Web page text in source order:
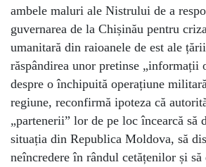
ambele maluri ale Nistrului de a
guvernarea de la Chișinău pentru
umanitară din raioanele de est ale
răspândirea unor pretinse „informații
despre o închipuită operațiune
regiune, reconfirmă ipoteza că
„partenerii” lor de pe loc încearcă să
situația din Republica Moldova, să
neîncredere în rândul cetățenilor și să